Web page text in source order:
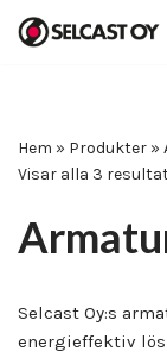
Hem » Produkter »
Visar alla 3
Selcast Oy:s
energieffektiv